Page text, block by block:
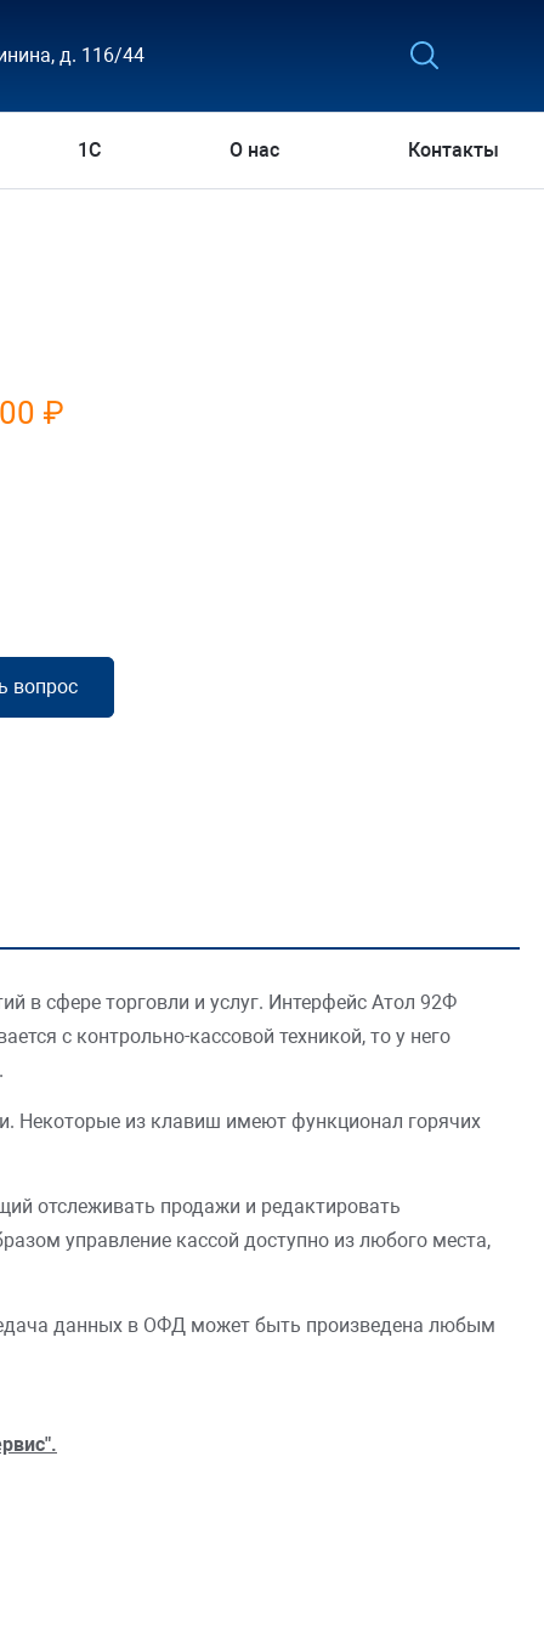
д. 116/44
1С О нас Контакты
₽
вопрос
в сфере торговли и услуг. Интерфейс Атол 92Ф
с контрольно-кассовой техникой, то у него
Некоторые из клавиш имеют функционал горячих
отслеживать продажи и редактировать
управление кассой доступно из любого места,
данных в ОФД может быть произведена любым